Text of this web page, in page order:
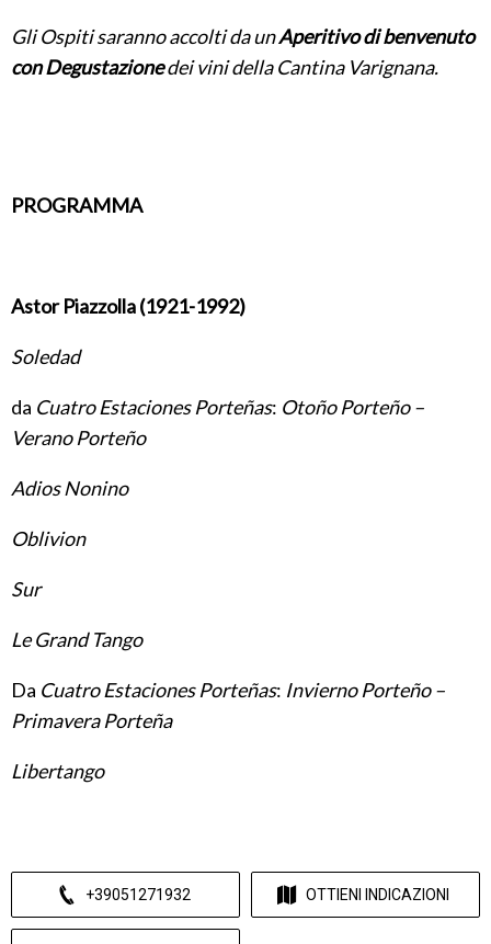
Gli Ospiti saranno accolti da unAperitivo di benvenuto
con Degustazionedei vini della Cantina Varignana.
PROGRAMMA
Astor Piazzolla (1921-1992)
Soledad
da Cuatro Estaciones Porteñas: Otoño Porteño –
Verano Porteño
Adios Nonino
Oblivion
Sur
Le Grand Tango
Da Cuatro Estaciones Porteñas: Invierno Porteño –
Primavera Porteña
Libertango
+39051271932 OTTIENI INDICAZIONI